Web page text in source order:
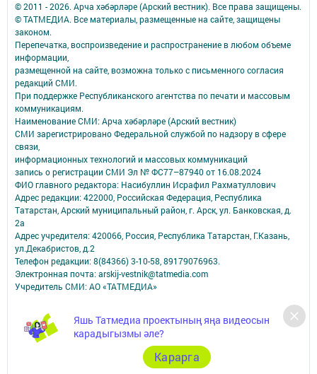
Яшь Татмедиа проектының яңа видеосын
карадыгызмы әле?
Карарга
© 2011 - 2026. Арча хәбәрләре (Арский вестник). Все права защищены.
© ТАТМЕДИА. Все материалы, размещенные на сайте, защищены
законом.
Перепечатка, воспроизведение и распространение в любом объеме
информации,
размещенной на сайте, возможна только с письменного согласия
редакций СМИ.
При поддержке Республиканского агентства по печати и массовым
коммуникациям.
Наименование СМИ: Арча хәбәрләре (Арский вестник)
СМИ зарегистрировано Федеральной службой по надзору в сфере
связи,
информационных технологий и массовых коммуникаций
запись о регистрации СМИ Эл № ФС77–87940 от 16.08.2024
ФИО главного редактора: Насибуллин Исрафил Рахматуллович
Адрес редакции: 422000, Российская Федерация, Республика
Татарстан, Арский муниципальный район, г. Арск, ул. Банковская, д.
2а
Адрес учредителя: 420066, Россия, Республика Татарстан, Г.Казань,
ул.Декабристов, д.2
Телефон редакции: 8(84366) 3-10-58, 89179076963.
Электронная почта: arskij-vestnik@tatmedia.com
Учредитель СМИ: АО «ТАТМЕДИА»
Антикоррупционная политика
АО «ТАТМЕДИА» использует «cookie»для персонализации сервисов и
удобства пользователей сайтом.
Использование «cookie» можно отменить в настройках браузера.
Политика конфиденциальности